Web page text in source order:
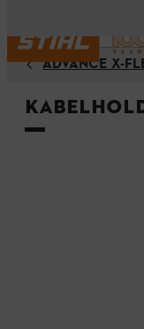
ADVANCE X-